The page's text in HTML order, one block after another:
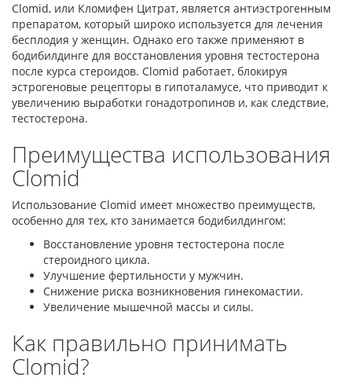
Clomid, или Кломифен Цитрат, является антиэстрогенным
препаратом, который широко используется для лечения
бесплодия у женщин. Однако его также применяют в
бодибилдинге для восстановления уровня тестостерона
после курса стероидов. Clomid работает, блокируя
эстрогеновые рецепторы в гипоталамусе, что приводит к
увеличению выработки гонадотропинов и, как следствие,
тестостерона.
Преимущества использования
Clomid
Использование Clomid имеет множество преимуществ,
особенно для тех, кто занимается бодибилдингом:
Восстановление уровня тестостерона после
стероидного цикла.
Улучшение фертильности у мужчин.
Снижение риска возникновения гинекомастии.
Увеличение мышечной массы и силы.
Как правильно принимать
Clomid?